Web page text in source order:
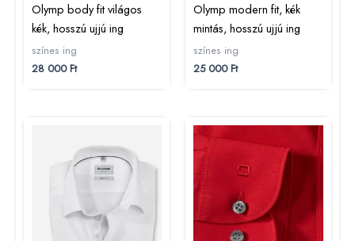
Olymp body fit világos
kék, hosszú ujjú ing
színes ing
28 000Ft
Olymp modern fit, kék
mintás, hosszú ujjú ing
színes ing
25 000Ft